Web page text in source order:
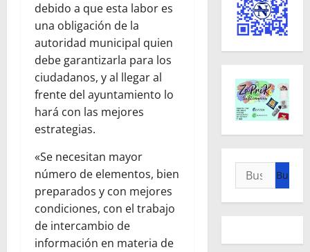
debido a que esta labor es
una obligación de la
autoridad municipal quien
debe garantizarla para los
ciudadanos, y al llegar al
frente del ayuntamiento lo
hará con las mejores
estrategias.
«Se necesitan mayor
número de elementos, bien
preparados y con mejores
condiciones, con el trabajo
de intercambio de
información en materia de
Buscar: